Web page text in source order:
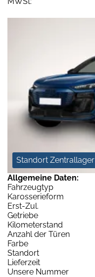
Standort Zentrallager
Allgemeine Daten:
Fahrzeugtyp
Karosserieform
Erst-Zul.
Getriebe
Kilometerstand
Anzahl der Türen
Farbe
Standort
Lieferzeit
Unsere Nummer